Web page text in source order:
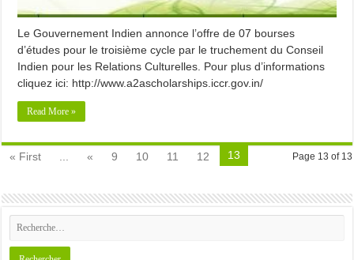
Le Gouvernement Indien annonce l’offre de 07 bourses
d’études pour le troisième cycle par le truchement du Conseil
Indien pour les Relations Culturelles. Pour plus d’informations
cliquez ici: http://www.a2ascholarships.iccr.gov.in/
Read More »
Page 13 of 13
« First « 9 10 11 12 13